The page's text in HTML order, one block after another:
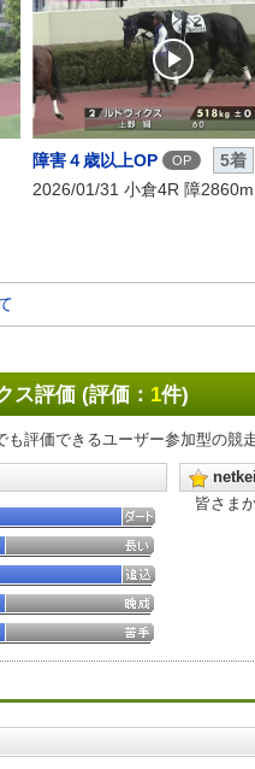
障害４歳以上OP OP
5着
2026/01/31 小倉4R 障2860m
ス評価 (評価： 1件)
評価できるユーザー参加型の競
皆さま